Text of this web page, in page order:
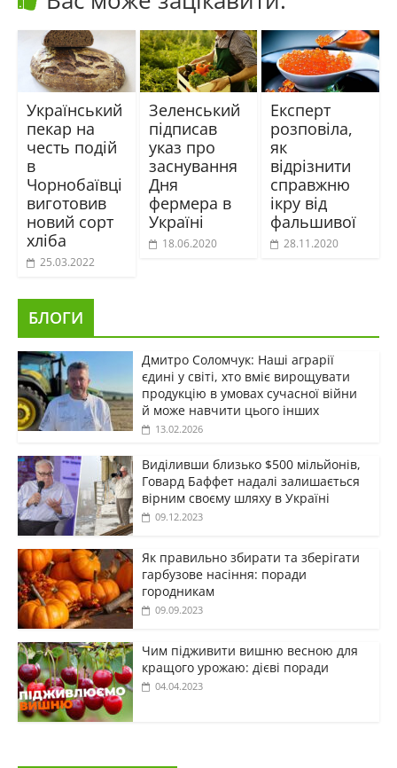
Український
пекар на
честь подій
в
Чорнобаївці
виготовив
новий сорт
хліба
25.03.2022
Зеленський
підписав
указ про
заснування
Дня
фермера в
Україні
18.06.2020
Експерт
розповіла,
як
відрізнити
справжню
ікру від
фальшивої
28.11.2020
БЛОГИ
Дмитро Соломчук: Наші аграрії
єдині у світі, хто вміє вирощувати
продукцію в умовах сучасної війни
й може навчити цього інших
13.02.2026
Виділивши близько $500 мільйонів,
Говард Баффет надалі залишається
вірним своєму шляху в Україні
09.12.2023
Як правильно збирати та зберігати
гарбузове насіння: поради
городникам
09.09.2023
Чим підживити вишню весною для
кращого урожаю: дієві поради
04.04.2023